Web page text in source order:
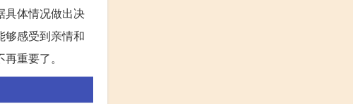
具体情况做出决
够感受到亲情和
重要了。